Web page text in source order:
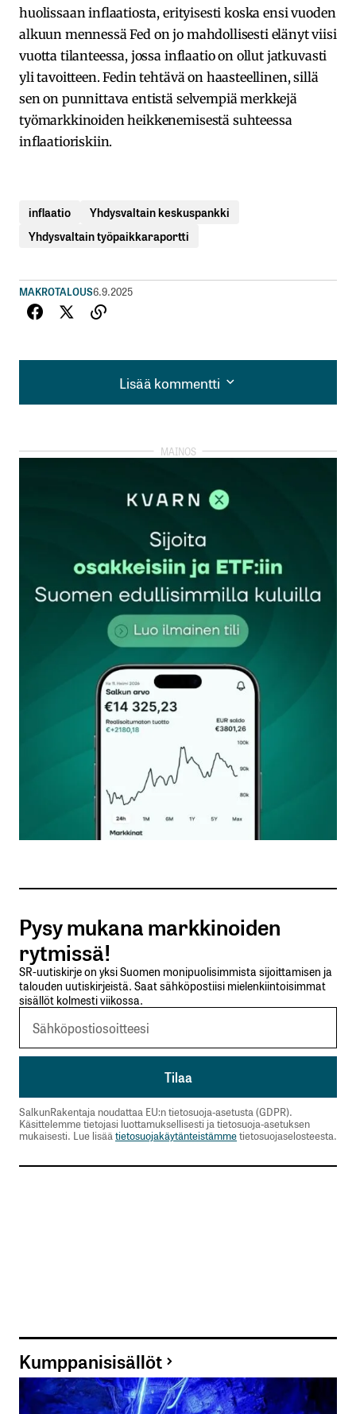
huolissaan inflaatiosta, erityisesti koska ensi vuoden
alkuun mennessä Fed on jo mahdollisesti elänyt viisi
vuotta tilanteessa, jossa inflaatio on ollut jatkuvasti
yli tavoitteen. Fedin tehtävä on haasteellinen, sillä
sen on punnittava entistä selvempiä merkkejä
työmarkkinoiden heikkenemisestä suhteessa
inflaatioriskiin.
inflaatio
Yhdysvaltain keskuspankki
Yhdysvaltain työpaikkaraportti
MAKROTALOUS6.9.2025
Lisää kommentti
Lisää kommentti
kirjautua
rekisteröityä
Sähköpostiosoitettasi ei julkaista.Pakolliset
kentät on merkitty*
Kommentti*
Nimesi tai nimimerkkisi
Sähköpostiosoitteesi
Tilaa SalkunRakentajan uutiskirje
Lähetä kommentti
Pysy mukana markkinoiden
rytmissä!
SR-uutiskirje on yksi Suomen monipuolisimmista sijoittamisen ja
talouden uutiskirjeistä. Saat sähköpostiisi mielenkiintoisimmat
sisällöt kolmesti viikossa.
SalkunRakentaja noudattaa EU:n tietosuoja-asetusta (GDPR).
Käsittelemme tietojasi luottamuksellisesti ja tietosuoja-asetuksen
mukaisesti. Lue lisää tietosuojakäytänteistämmetietosuojaselosteesta.
Kumppanisisällöt